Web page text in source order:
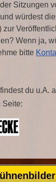
Sitzungen
würdest
zur
Wenn ja,
bitte
du u.A.
Seite: